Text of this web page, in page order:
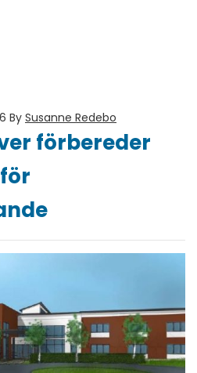
By Susanne Redebo
förbereder